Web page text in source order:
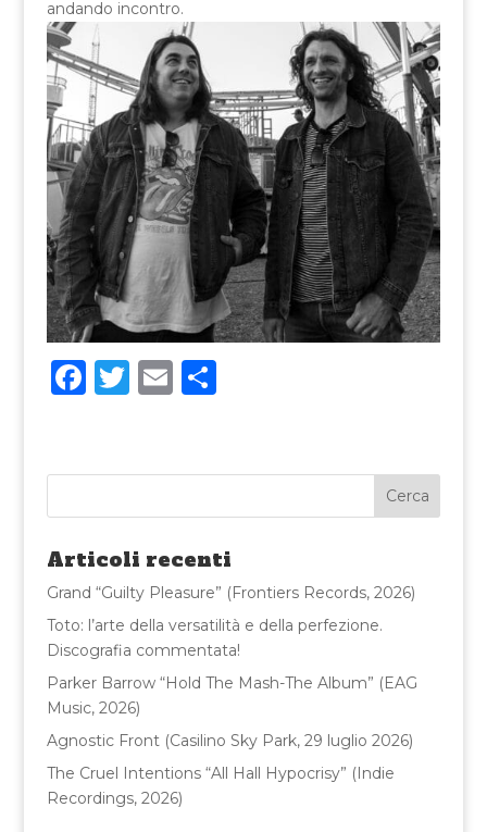
andando incontro.
F
e
b
o
o
k
T
te
r
E
l
C
di
vi
di
Articoli recenti
Grand “Guilty Pleasure” (Frontiers Records, 2026)
Toto: l’arte della versatilità e della perfezione.
Discografia commentata!
Parker Barrow “Hold The Mash-The Album” (EAG
Music, 2026)
Agnostic Front (Casilino Sky Park, 29 luglio 2026)
The Cruel Intentions “All Hall Hypocrisy” (Indie
Recordings, 2026)